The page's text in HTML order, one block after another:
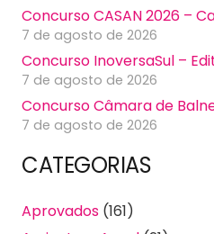
Concurso CASAN 2026 –
7 de agosto de 2026
Concurso InoversaSul –
7 de agosto de 2026
Concurso Câmara de
7 de agosto de 2026
CATEGORIAS
Aprovados (161)